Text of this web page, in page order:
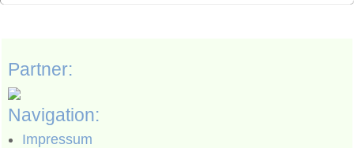
Partner:
Navigation:
Impressum